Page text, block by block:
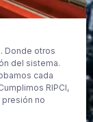
Donde otros
del sistema.
cada
RIPCI,
presión no